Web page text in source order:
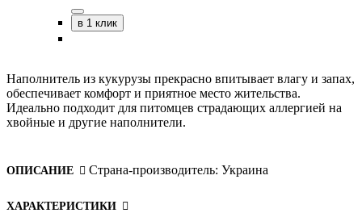
в 1 клик
Наполнитель из кукурузы прекрасно впитывает влагу и запах,
обеспечивает комфорт и приятное место жительства.
Идеально подходит для питомцев страдающих аллергией на
хвойные и другие наполнители.
ОПИСАНИЕ Страна-производитель: Украина
ХАРАКТЕРИСТИКИ